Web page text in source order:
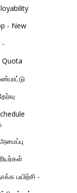
- New
-
Quota
பயிற்சி -